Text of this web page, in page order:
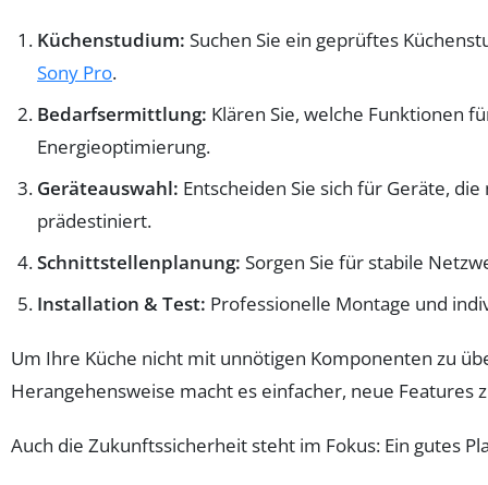
Küchenstudium: Suchen Sie ein geprüftes
Sony Pro.
Bedarfsermittlung: Klären Sie, welche Funktionen
Energieoptimierung.
Geräteauswahl: Entscheiden Sie sich für Geräte,
prädestiniert.
Schnittstellenplanung: Sorgen Sie für stabile
Installation & Test: Professionelle Montage und
Um Ihre Küche nicht mit unnötigen Komponenten zu
Herangehensweise macht es einfacher, neue Features
Auch die Zukunftssicherheit steht im Fokus: Ein gutes